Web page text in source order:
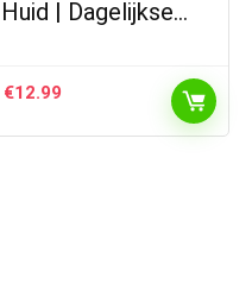
Huid | Dagelijkse…
€12.99